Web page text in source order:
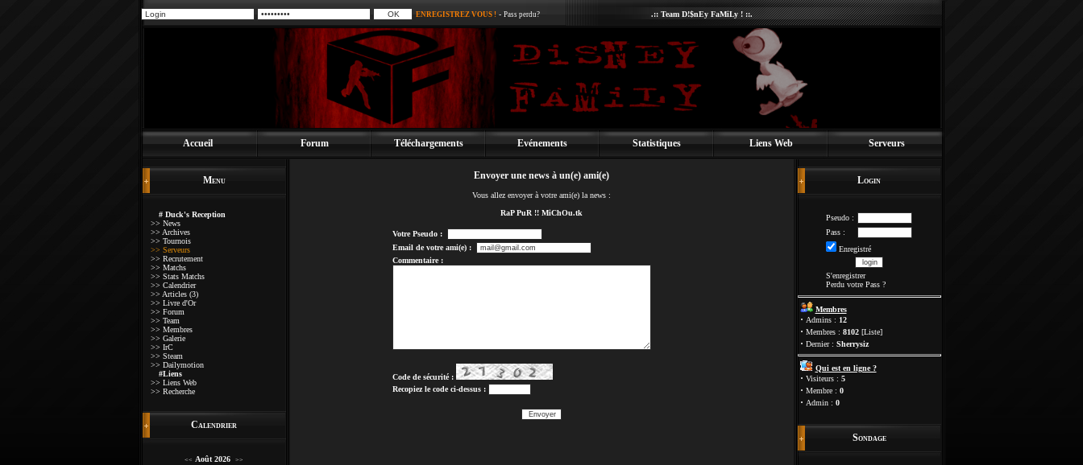
ENREGISTREZ VOUS !- Pass perdu? .:: Team D!$nEy FaMiLy ! ::.
Accueil Forum Téléchargements Evénements Statistiques Liens Web Serveurs
Menu
# Duck's Reception
>> News
>> Archives
>> Tournois
>> Serveurs
>> Recrutement
>> Matchs
>> Stats Matchs
>> Calendrier
>> Articles (3)
>> Livre d'Or
>> Forum
>> Team
>> Membres
>> Galerie
>> IrC
>> Steam
>> Dailymotion
#Liens
>> Liens Web
>> Recherche
Calendrier
<< Août 2026 >>
Envoyer une news à un(e) ami(e)
Vous allez envoyer à votre ami(e) la news :
RaP PuR !! MiChOu.tk
Votre Pseudo :
Email de votre ami(e) :
Commentaire :
Code de sécurité :
Recopiez le code ci-dessus :
Login
Pseudo :
Pass :
Enregistré
S'enregistrer
Perdu votre Pass ?
Membres
· Admins : 12
· Membres : 8102[Liste]
· Dernier : Sherrysiz
Qui est en ligne ?
· Visiteurs : 5
· Membre : 0
· Admin : 0
Sondage